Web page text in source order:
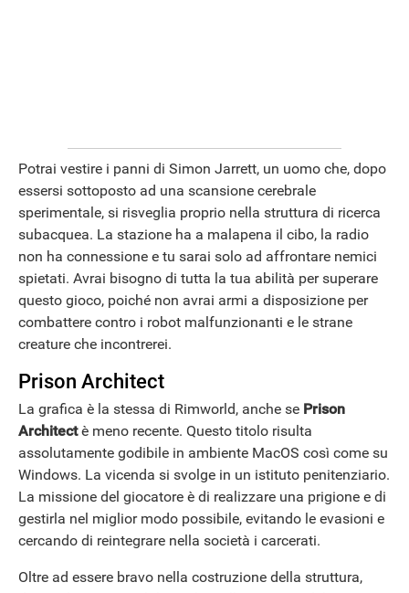
Potrai vestire i panni di Simon Jarrett, un uomo che, dopo
essersi sottoposto ad una scansione cerebrale
sperimentale, si risveglia proprio nella struttura di ricerca
subacquea. La stazione ha a malapena il cibo, la radio
non ha connessione e tu sarai solo ad affrontare nemici
spietati. Avrai bisogno di tutta la tua abilità per superare
questo gioco, poiché non avrai armi a disposizione per
combattere contro i robot malfunzionanti e le strane
creature che incontrerei.
Prison Architect
La grafica è la stessa di Rimworld, anche se Prison
Architectè meno recente. Questo titolo risulta
assolutamente godibile in ambiente MacOS così come su
Windows. La vicenda si svolge in un istituto penitenziario.
La missione del giocatore è di realizzare una prigione e di
gestirla nel miglior modo possibile, evitando le evasioni e
cercando di reintegrare nella società i carcerati.
Oltre ad essere bravo nella costruzione della struttura,